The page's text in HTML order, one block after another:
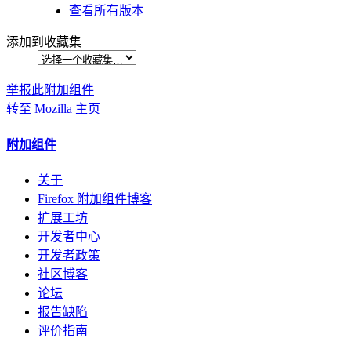
查看所有版本
添加到收藏集
举报此附加组件
转至 Mozilla 主页
附加组件
关于
Firefox 附加组件博客
扩展工坊
开发者中心
开发者政策
社区博客
论坛
报告缺陷
评价指南